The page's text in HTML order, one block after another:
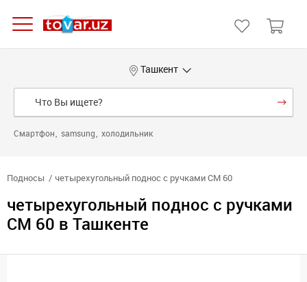
Ташкент
Смартфон samsung холодильник
Подносы четырехугольный поднос с ручками CM 60
четырехугольный поднос с ручками
CM 60 в Ташкенте